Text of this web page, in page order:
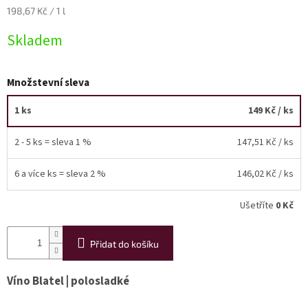
nabídka
skladem
Cuvée
Klarety
Vína
jakosti
Víno
obsahu
cukru
Měrná
198,67 Kč / 1 l
Skladem
Množstevní sleva
1 ks 149 Kč/ ks
2 - 5 ks = sleva 1 % 147,51 Kč / ks
6 a více ks = sleva 2 % 146,02 Kč / ks
Ušetříte 0 Kč
Přidat do košíku
Víno Blatel | polosladké